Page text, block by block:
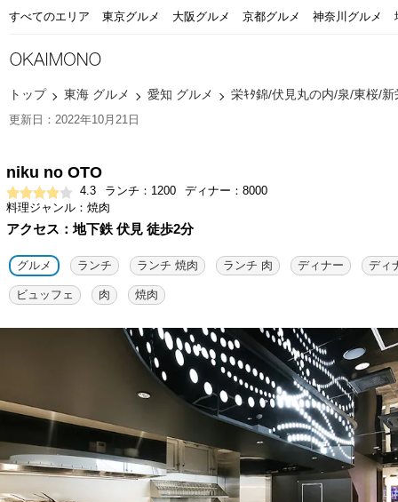
すべてのエリア 東京グルメ 大阪グルメ 京都グルメ 神奈川グルメ
トップ 東海 グルメ 愛知 グルメ 栄ｷﾀ錦/伏見丸の内/泉/東桜/
更新日：2022年10月21日
niku no OTO
4.3 ランチ：1200
ディナー：8000
料理ジャンル：焼肉
アクセス：地下鉄 伏見 徒歩2分
グルメ ランチ ランチ 焼肉 ランチ 肉 ディナー ディ
ビュッフェ 肉 焼肉